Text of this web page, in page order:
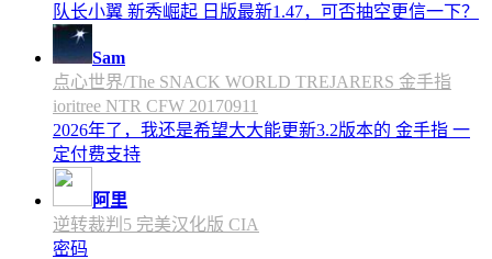
队长小翼 新秀崛起 日版最新1.47，可否抽空更信一下？
Sam
点心世界/The SNACK WORLD TREJARERS 金手指
ioritree NTR CFW 20170911
2026年了，我还是希望大大能更新3.2版本的 金手指 一
定付费支持
阿里
逆转裁判5 完美汉化版 CIA
密码